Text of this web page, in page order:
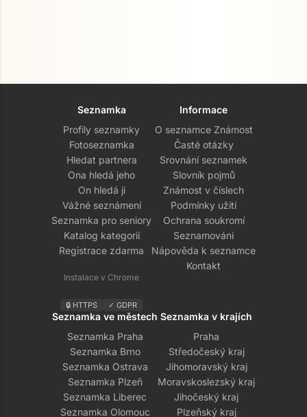
Seznamka
Profily seznamky
Fotoseznamka
Hledat partnera
Ona hledá jeho
On hledá ji
Vážné seznámení
Seznamka pro seniory
Katalog kategorií
Registrace zdarma
Instalace v Chrome
🔒 HTTPS ✓ GDPR
Informace
O seznamce Známost
Časté otázky
Srovnání seznamek
Slovník pojmů
Známost v číslech
Podmínky užití
Ochrana soukromí
Seznamování
Nápověda k seznamce
Kontakt
Seznamka ve městech
Seznamka Praha
Seznamka Brno
Seznamka Ostrava
Seznamka Plzeň
Seznamka Liberec
Seznamka Olomouc
Seznamka v krajích
Praha
Středočeský kraj
Jihomoravský kraj
Moravskoslezský kraj
Jihočeský kraj
Plzeňský kraj